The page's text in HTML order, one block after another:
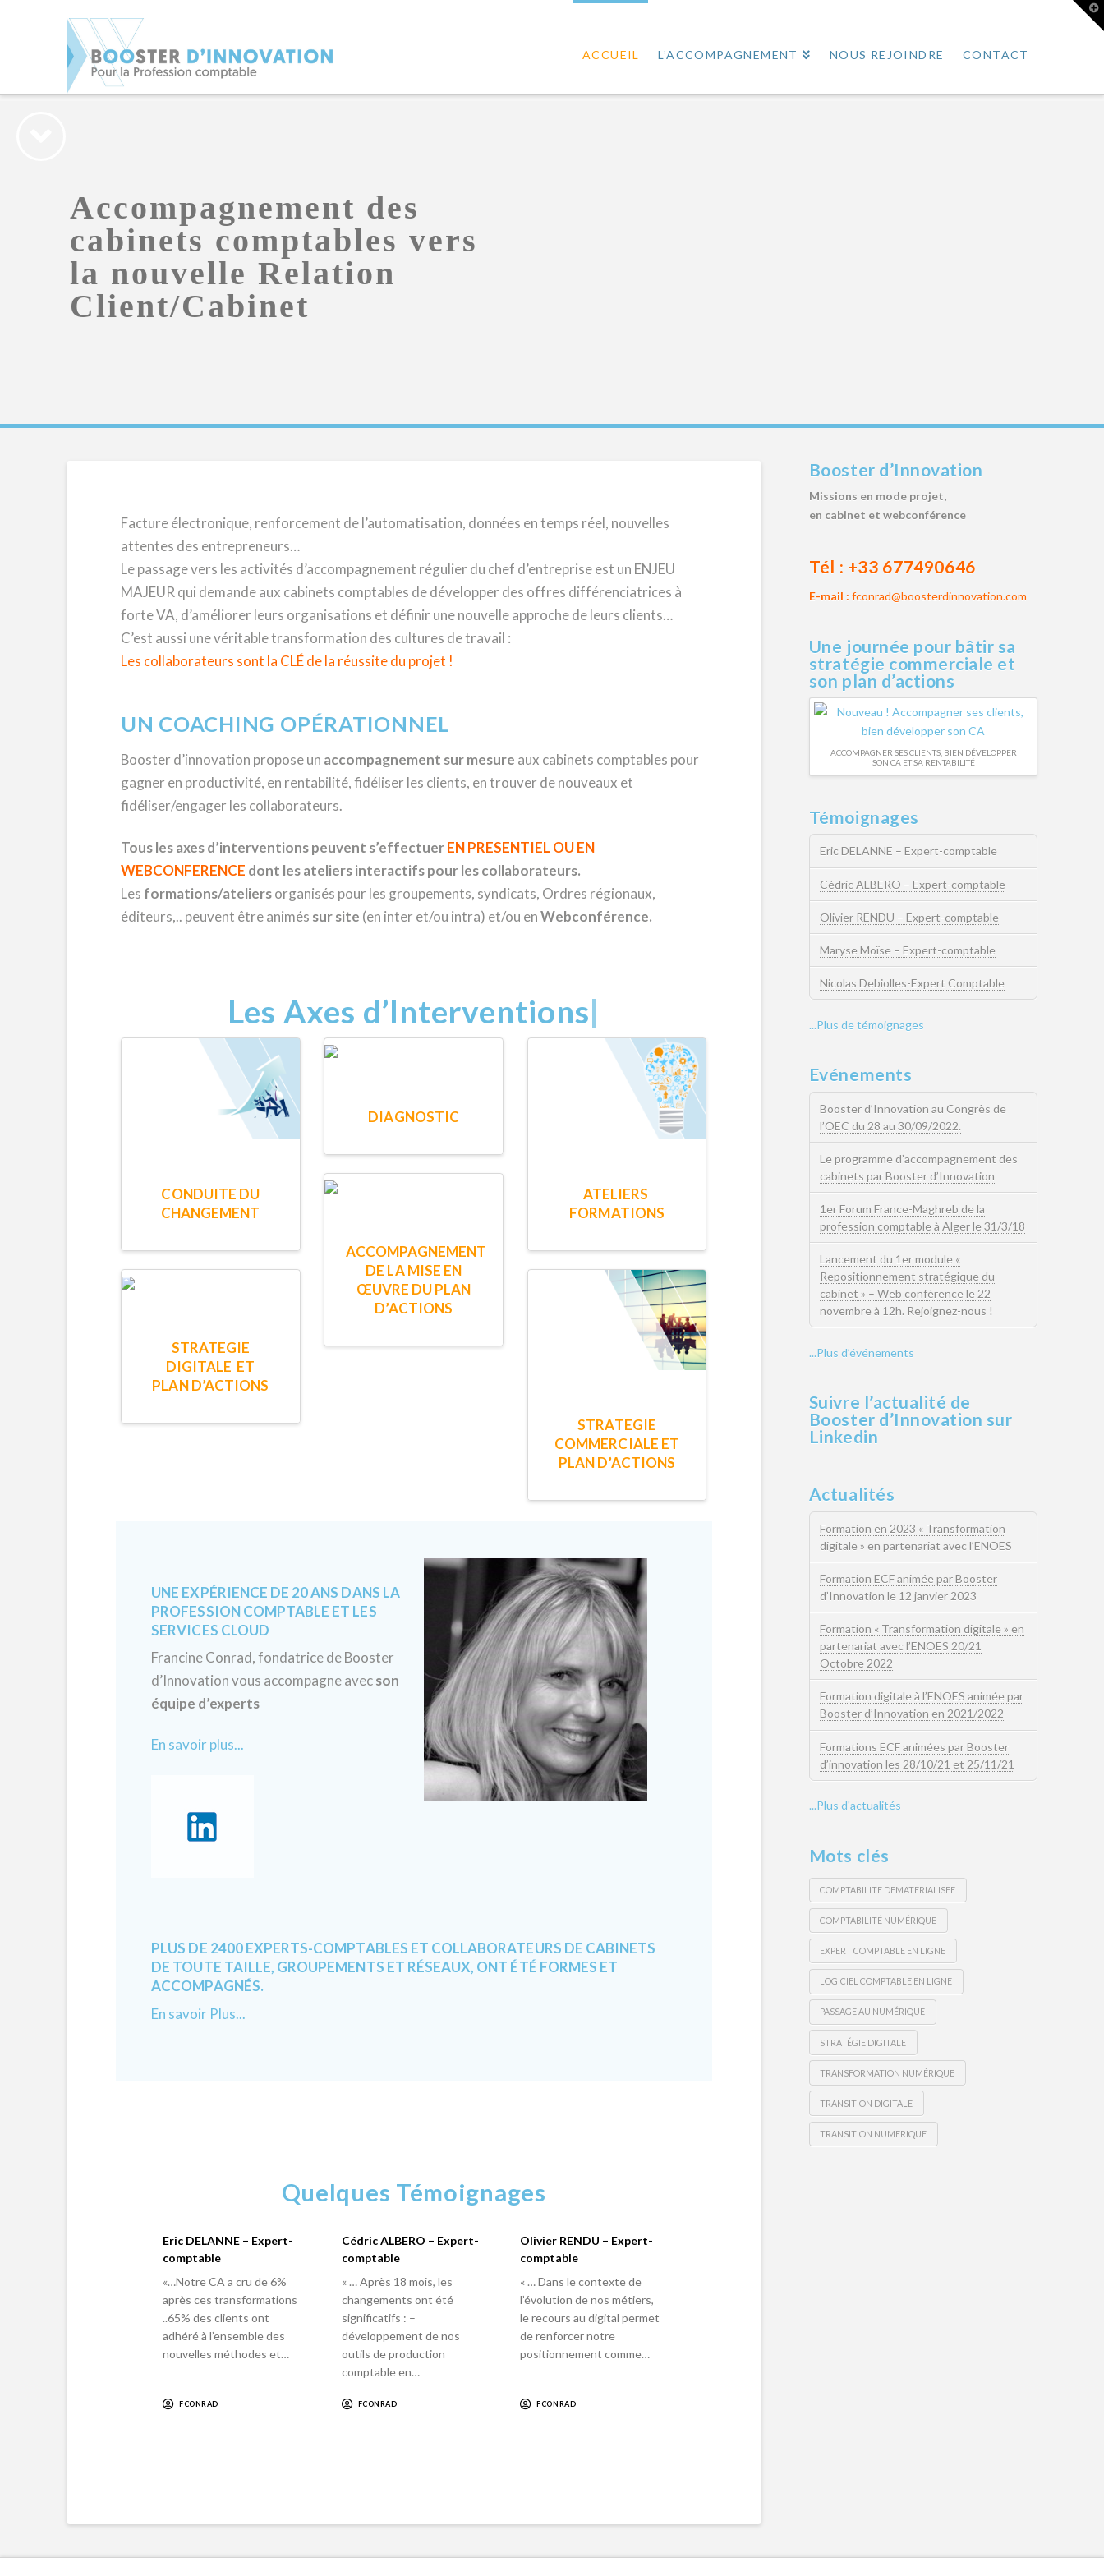
ACCUEIL L’ACCOMPAGNEMENT NOUS REJOINDRE CONTACT
Accompagnement des
cabinets comptables vers
la nouvelle Relation
Client/Cabinet
Facture électronique, renforcement de l’automatisation, données en temps réel, nouvelles
attentes des entrepreneurs…
Le passage vers les activités d’accompagnement régulier du chef d’entreprise est un ENJEU
MAJEUR qui demande aux cabinets comptables de développer des offres différenciatrices à
forte VA, d’améliorer leurs organisations et définir une nouvelle approche de leurs clients…
C’est aussi une véritable transformation des cultures de travail :
Les collaborateurs sont la CLÉ de la réussite du projet !
UN COACHING OPÉRATIONNEL
Booster d’innovation propose un accompagnement sur mesure aux cabinets comptables pour
gagner en productivité, en rentabilité, fidéliser les clients, en trouver de nouveaux et
fidéliser/engager les collaborateurs.
Tous les axes d’interventions peuvent s’effectuerEN PRESENTIEL OU EN
WEBCONFERENCE dont les ateliers interactifs pour les collaborateurs.
Les formations/ateliersorganisés pour les groupements, syndicats, Ordres régionaux,
éditeurs,.. peuvent être animés sur site (en inter et/ou intra) et/ou enWebconférence.
Les Axes d’Interventions|
CONDUITE DU
CHANGEMENT
STRATEGIE
DIGITALE ET
PLAN D’ACTIONS
DIAGNOSTIC
ACCOMPAGNEMENT
DE LA MISE EN
ŒUVRE DU PLAN
D’ACTIONS
ATELIERS
FORMATIONS
STRATEGIE
COMMERCIALE ET
PLAN D’ACTIONS
UNE EXPÉRIENCE DE 20 ANS DANS LA
PROFESSION COMPTABLE ET LES
SERVICES CLOUD
Francine Conrad, fondatrice de Booster
d’Innovation vous accompagne avecson
équipe d’experts
En savoir plus...
PLUS DE 2400 EXPERTS-COMPTABLES ET COLLABORATEURS DE CABINETS
DE TOUTE TAILLE, GROUPEMENTS ET RÉSEAUX, ONT ÉTÉ FORMES ET
ACCOMPAGNÉS.
En savoir Plus...
Quelques Témoignages
Eric DELANNE – Expert-
comptable
«…Notre CA a cru de 6%
après ces transformations
..65% des clients ont
adhéré à l’ensemble des
nouvelles méthodes et…
FCONRAD
Cédric ALBERO – Expert-
comptable
« … Après 18 mois, les
changements ont été
significatifs : –
développement de nos
outils de production
comptable en…
FCONRAD
Olivier RENDU – Expert-
comptable
« … Dans le contexte de
l’évolution de nos métiers,
le recours au digital permet
de renforcer notre
positionnement comme…
FCONRAD
Booster d’Innovation
Missions en mode projet,
en cabinet et webconférence
Tél : +33 677490646
E-mail : fconrad@boosterdinnovation.com
Une journée pour bâtir sa
stratégie commerciale et
son plan d’actions
ACCOMPAGNER SES CLIENTS, BIEN DÉVELOPPER
SON CA ET SA RENTABILITÉ
Témoignages
Eric DELANNE – Expert-comptable
Cédric ALBERO – Expert-comptable
Olivier RENDU – Expert-comptable
Maryse Moïse – Expert-comptable
Nicolas Debiolles-Expert Comptable
...Plus de témoignages
Evénements
Booster d’Innovation au Congrès de
l’OEC du 28 au 30/09/2022.
Le programme d’accompagnement des
cabinets par Booster d’Innovation
1er Forum France-Maghreb de la
profession comptable à Alger le 31/3/18
Lancement du 1er module «
Repositionnement stratégique du
cabinet » – Web conférence le 22
novembre à 12h. Rejoignez-nous !
...Plus d’événements
Suivre l’actualité de
Booster d’Innovation sur
Linkedin
Actualités
Formation en 2023 « Transformation
digitale » en partenariat avec l’ENOES
Formation ECF animée par Booster
d’Innovation le 12 janvier 2023
Formation « Transformation digitale » en
partenariat avec l’ENOES 20/21
Octobre 2022
Formation digitale à l’ENOES animée par
Booster d’Innovation en 2021/2022
Formations ECF animées par Booster
d’innovation les 28/10/21 et 25/11/21
...Plus d'actualités
Mots clés
COMPTABILITE DEMATERIALISEE
COMPTABILITÉ NUMÉRIQUE
EXPERT COMPTABLE EN LIGNE
LOGICIEL COMPTABLE EN LIGNE
PASSAGE AU NUMÉRIQUE
STRATÉGIE DIGITALE
TRANSFORMATION NUMÉRIQUE
TRANSITION DIGITALE
TRANSITION NUMERIQUE